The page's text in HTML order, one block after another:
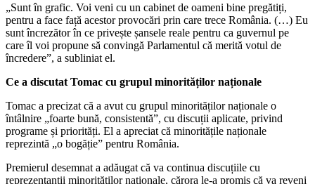
„Sunt în grafic. Voi veni cu un cabinet de oameni bine pregătiți,
pentru a face față acestor provocări prin care trece România. (…) Eu
sunt încrezător în ce privește șansele reale pentru ca guvernul pe
care îl voi propune să convingă Parlamentul că merită votul de
încredere”, a subliniat el.
Ce a discutat Tomac cu grupul minorităților naționale
Tomac a precizat că a avut cu grupul minorităților naționale o
întâlnire „foarte bună, consistentă”, cu discuții aplicate, privind
programe și priorități. El a apreciat că minoritățile naționale
reprezintă „o bogăție” pentru România.
Premierul desemnat a adăugat că va continua discuțiile cu
reprezentanții minorităților naționale, cărora le-a promis că va reveni